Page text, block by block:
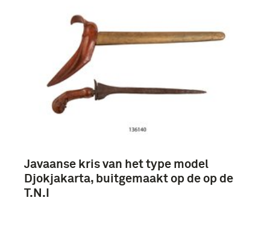
etnografica (9)
Duuren, Aalbert van (9)
Oorlogsvrijwilligers (9)
Javaanse kris van het type model
Djokjakarta, buitgemaakt op de op de
T.N.I